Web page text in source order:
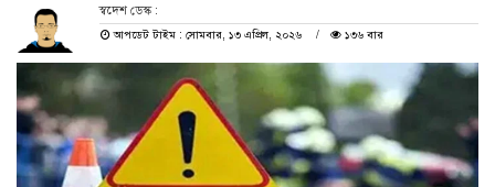
স্বদেশ ডেস্ক :
আপডেট টাইম : সোমবার, ১৩ এপ্রিল, ২০২৬
১৩৬ বার